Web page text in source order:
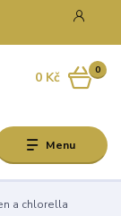
Menu
0
0 Kč
a chlorella